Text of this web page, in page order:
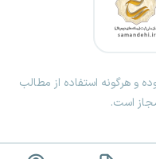
و هرگونه استفاده از مطالب
است.